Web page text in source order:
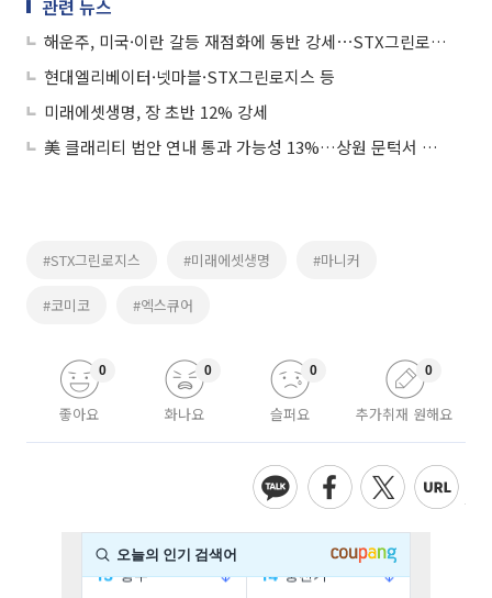
관련 뉴스
해운주, 미국·이란 갈등 재점화에 동반 강세⋯STX그린로지스 ‘上’
현대엘리베이터·넷마블·STX그린로지스 등
미래에셋생명, 장 초반 12% 강세
美 클래리티 법안 연내 통과 가능성 13%…상원 문턱서 제동
#STX그린로지스 #미래에셋생명 #마니커
#코미코 #엑스큐어
좋아요
0
화나요
0
슬퍼요
0
추가취재 원해요
0